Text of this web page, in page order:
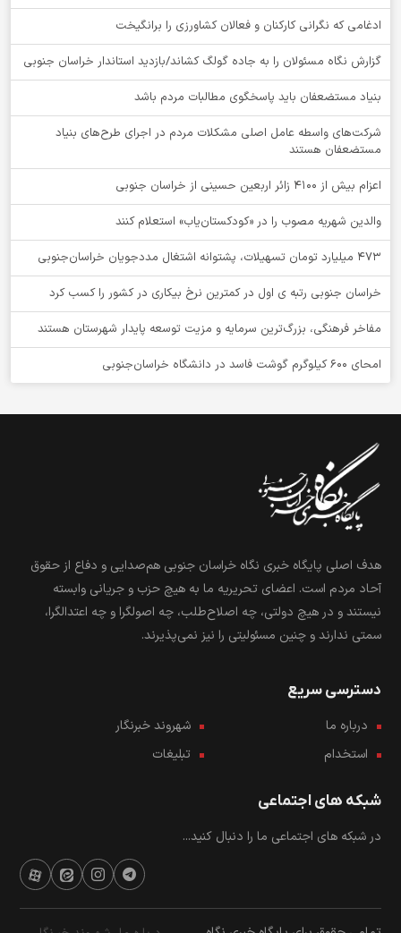
ادغامی که نگرانی کارکنان و فعالان کشاورزی را برانگیخت
گزارش نگاه مسئولان را به جاده گولگ کشاند/بازدید استاندار خراسان جنوبی
بنیاد مستضعفان باید پاسخگوی مطالبات مردم باشد
شرکت‌های واسطه عامل اصلی مشکلات مردم در اجرای طرح‌های بنیاد
مستضعفان هستند
اعزام بیش از 4100 زائر اربعین حسینی از خراسان جنوبی
والدین شهریه مصوب را در «کودکستان‌یاب» استعلام کنند
۴۷۳ میلیارد تومان تسهیلات، پشتوانه اشتغال مددجویان خراسان‌جنوبی
خراسان جنوبی رتبه ی اول در کمترین نرخ بیکاری در کشور را کسب کرد
مفاخر فرهنگی، بزرگ‌ترین سرمایه و مزیت توسعه پایدار شهرستان هستند
امحای ۶۰۰ کیلوگرم گوشت فاسد در دانشگاه خراسان‌جنوبی
هدف اصلی پایگاه خبری نگاه خراسان جنوبی هم‌صدایی و دفاع از حقوق
آحاد مردم است. اعضای تحریریه ما به هیچ حزب و جریانی وابسته
نیستند و در هیچ دولتی، چه اصلاح‌طلب، چه اصولگرا و چه اعتدالگرا،
سمتی ندارند و چنین مسئولیتی را نیز نمی‌پذیرند.
دسترسی سریع
درباره ما
شهروند خبرنگار
استخدام
تبلیغات
شبکه های اجتماعی
در شبکه های اجتماعی ما را دنبال کنید...